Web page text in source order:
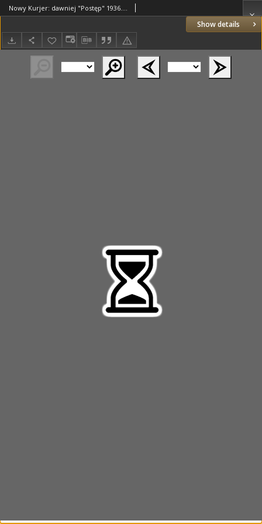
Show details
Nowy Kurjer: dawniej "Postęp" 1936.04.23 R.47 Nr95